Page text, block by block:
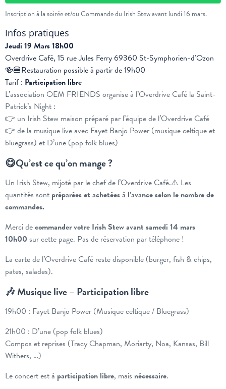
Inscription à la soirée et/ou Commande du Irish Stew avant lundi 16 mars.
Infos pratiques
Jeudi 19 Mars 18h00
Overdrive Café, 15 rue Jules Ferry 69360 St-Symphorien-d'Ozon
🍻🍔Restauration possible à partir de 19h00
Tarif : Participation libre
L’association OEM FRIENDS organise à l’Overdrive Café la Saint-
Patrick’s Night :
👉 un Irish Stew maison préparé par l’équipe de l’Overdrive Café
👉 de la musique live avec Fayet Banjo Power (musique celtique et
bluegrass) et D’une (pop folk blues)
😋Qu’est ce qu’on mange ?
Un Irish Stew, mijoté par le chef de l’Overdrive Café.⚠️ Les
quantités sont préparées et achetées à l’avance selon le nombre de
commandes.
Merci decommander votre Irish Stew avant samedi 14 mars
10h00 sur cette page. Pas de réservation par téléphone !
La carte de l’Overdrive Café reste disponible (burger, fish & chips,
pates, salades).
🎶 Musique live – Participation libre
19h00 : Fayet Banjo Power (Musique celtique / Bluegrass)
21h00 : D’une (pop folk blues)
Compos et reprises (Tracy Chapman, Moriarty, Noa, Kansas, Bill
Withers, …)
Le concert est à participation libre, mais nécessaire.